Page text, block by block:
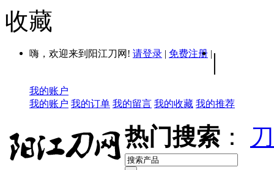
收藏
嗨，欢迎来到阳江刀网! 请登录 | 免费注册 | |
我的账户
我的账户 我的订单 我的留言 我的收藏 我的推荐
热门搜索 ：